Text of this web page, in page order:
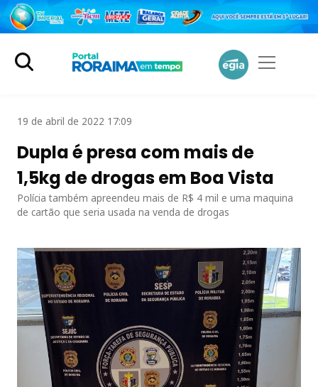
19 de abril de 2022 17:09
Dupla é presa com mais de
1,5kg de drogas em Boa Vista
Polícia também apreendeu mais de R$ 4 mil e uma maquina
de cartão que seria usada na venda de drogas